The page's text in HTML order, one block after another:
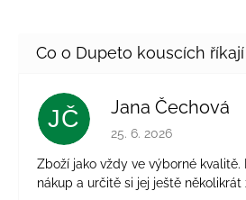
JČ Jana Čechová
Hodnocení obchodu je
25. 6. 2026
Zboží jako vždy ve výborné kvalitě.
nákup a určitě si jej ještě několikrát